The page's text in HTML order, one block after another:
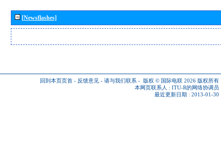
[Newsflashes]
回到本页页首 - 反馈意见 - 请与我们联系 - 版权 © 国际电联 2026 版权所有
本网页联系人 : ITU-R的网络协调员
最近更新日期 : 2013-01-30